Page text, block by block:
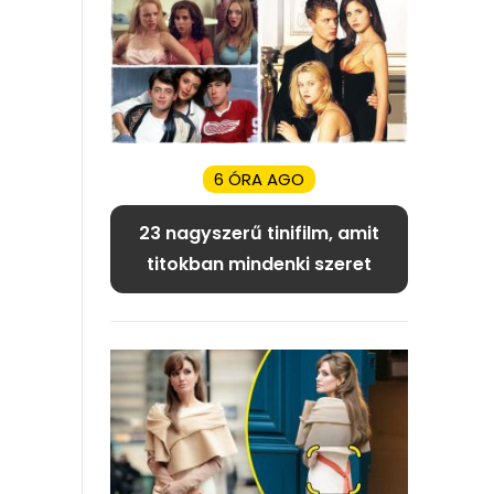
6 ÓRA AGO
23 nagyszerű tinifilm, amit
titokban mindenki szeret